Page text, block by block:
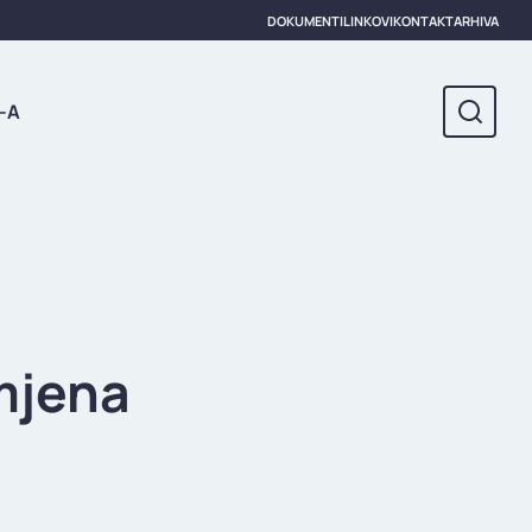
DOKUMENTILINKOVIKONTAKTARHIVA
A